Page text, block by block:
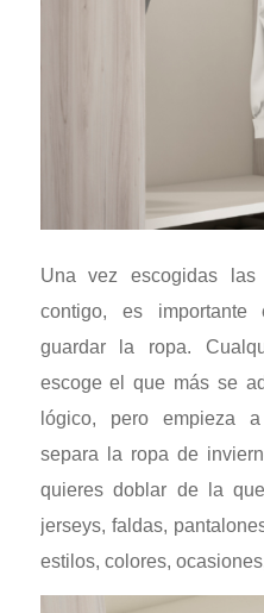
Una vez escogidas
contigo, es importante
guardar la ropa.
escoge el que más se
lógico, pero empieza
separa la ropa de
quieres doblar de la
jerseys, faldas,
estilos, colores,